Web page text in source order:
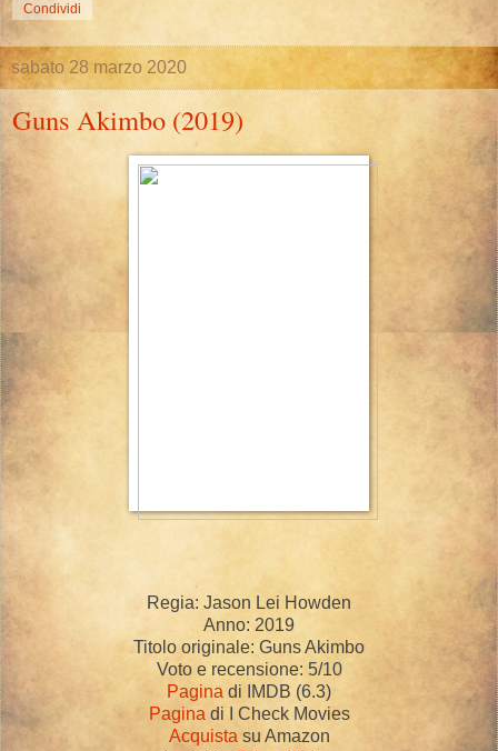
Condividi
sabato 28 marzo 2020
Guns Akimbo (2019)
Regia: Jason Lei Howden
Anno: 2019
Titolo originale: Guns Akimbo
Voto e recensione: 5/10
Pagina di IMDB (6.3)
Pagina di I Check Movies
Acquista su Amazon